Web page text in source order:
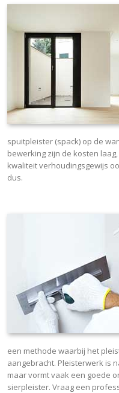
spuitpleister (spack) op de
bewerking zijn de kosten
kwaliteit verhoudingsgewijs
dus.
een methode waarbij het
aangebracht. Pleisterwerk is
maar vormt vaak een goede
sierpleister. Vraag een